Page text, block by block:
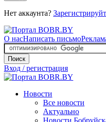
Нет аккаунта?
О насНаписать письмо
Поиск
Вход / регистрация
Новости
Все новости
Актуально
Новости